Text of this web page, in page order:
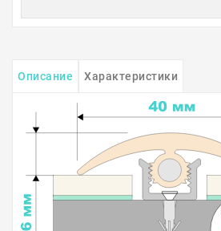
Описание Характеристики